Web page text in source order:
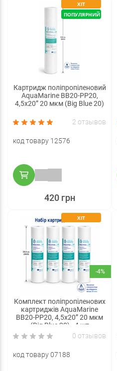
ХІТ
ПОПУЛЯРНИЙ
Картридж поліпропіленовий
AquaMarine BB20-PP20,
4,5x20” 20 мкм (Big Blue 20)
2 отзывов
код товару 12576
420 грн
-4%
ХІТ
Комплект поліпропіленових
картриджів AquaMarine
BB20-PP20, 4,5x20” 20 мкм
(Big Blue 20) - 4 шт
0 отзывов
код товару 07188